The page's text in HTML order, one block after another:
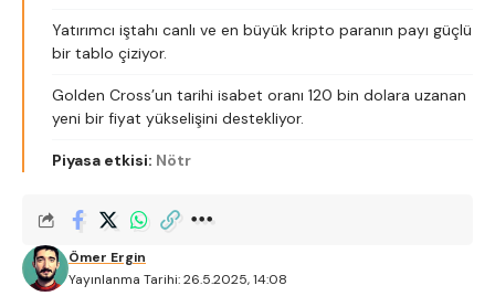
Yatırımcı iştahı canlı ve en büyük kripto paranın payı güçlü
bir tablo çiziyor.
Golden Cross’un tarihi isabet oranı 120 bin dolara uzanan
yeni bir fiyat yükselişini destekliyor.
Piyasa etkisi: Nötr
Yayınlanma Tarihi: 26.5.2025, 14:08
Ömer Ergin